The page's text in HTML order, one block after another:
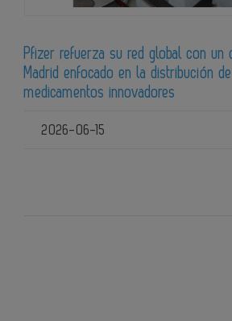
Pfizer refuerza su red global con un
Madrid enfocado en la distribución de
medicamentos innovadores
2026-06-15